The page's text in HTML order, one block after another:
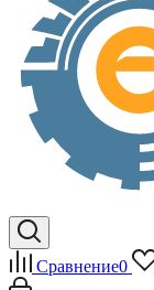
Сравнение0